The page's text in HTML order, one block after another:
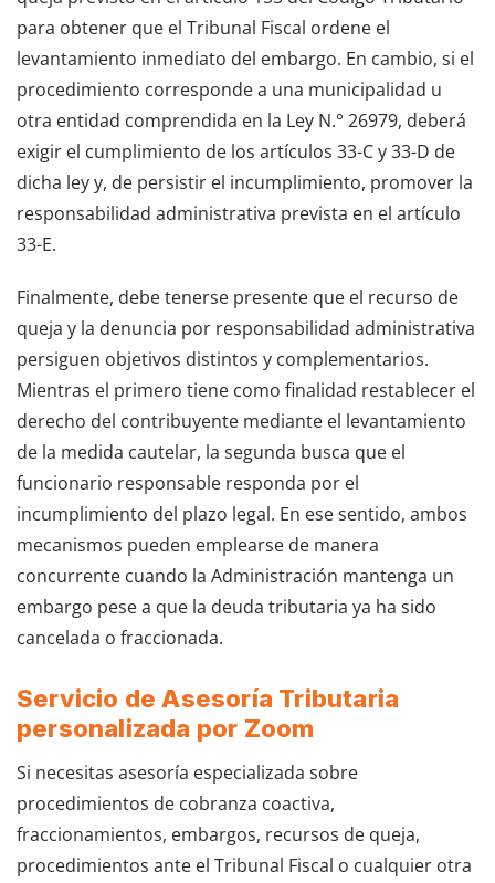
para obtener que el Tribunal Fiscal ordene el
levantamiento inmediato del embargo. En cambio, si el
procedimiento corresponde a una municipalidad u
otra entidad comprendida en la Ley N.° 26979, deberá
exigir el cumplimiento de los artículos 33-C y 33-D de
dicha ley y, de persistir el incumplimiento, promover la
responsabilidad administrativa prevista en el artículo
33-E.
Finalmente, debe tenerse presente que el recurso de
queja y la denuncia por responsabilidad administrativa
persiguen objetivos distintos y complementarios.
Mientras el primero tiene como finalidad restablecer el
derecho del contribuyente mediante el levantamiento
de la medida cautelar, la segunda busca que el
funcionario responsable responda por el
incumplimiento del plazo legal. En ese sentido, ambos
mecanismos pueden emplearse de manera
concurrente cuando la Administración mantenga un
embargo pese a que la deuda tributaria ya ha sido
cancelada o fraccionada.
Servicio de Asesoría Tributaria
personalizada por Zoom
Si necesitas asesoría especializada sobre
procedimientos de cobranza coactiva,
fraccionamientos, embargos, recursos de queja,
procedimientos ante el Tribunal Fiscal o cualquier otra